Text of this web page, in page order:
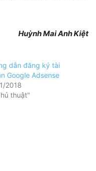
Huỳnh Mai Anh Kiệt
dẫn đăng ký tài
Google Adsense
2018
thuật"